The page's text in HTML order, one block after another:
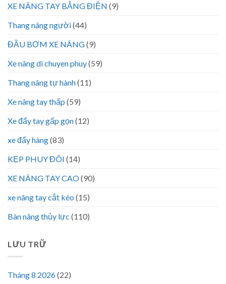
XE NÂNG TAY BẰNG ĐIỆN (9)
Thang nâng người(44)
ĐẦU BƠM XE NÂNG(9)
Xe nâng di chuyen phuy(59)
Thang nâng tự hành(11)
Xe nâng tay thấp (59)
Xe đẩy tay gấp gọn(12)
xe đẩy hàng(83)
KẸP PHUY ĐÔI (14)
XE NÂNG TAY CAO(90)
xe nâng tay cắt kéo (15)
Bàn nâng thủy lực (110)
LƯU TRỮ
Tháng 8 2026(22)